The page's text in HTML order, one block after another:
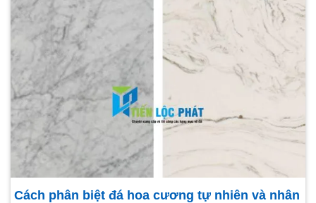
Cách phân biệt đá hoa cương tự nhiên và nhân